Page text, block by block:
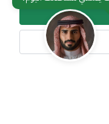
الوصول